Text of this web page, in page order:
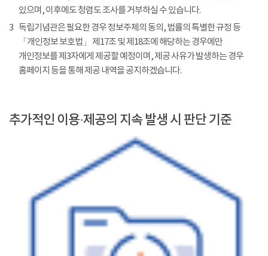
있으며, 이후에도 청렴도 조사를 거부하실 수 있습니다.
3 독립기념관은 필요한 경우 정보주체의 동의, 법률의 특별한 규정 등
「개인정보 보호법」 제17조 및 제18조에 해당하는 경우에만
개인정보를 제3자에게 제공할 예정이며, 제공 사유가 발생하는 경우
홈페이지 등을 통해 제공 내역을 공지하겠습니다.
추가적인 이용·제공의 지속 발생 시 판단 기준